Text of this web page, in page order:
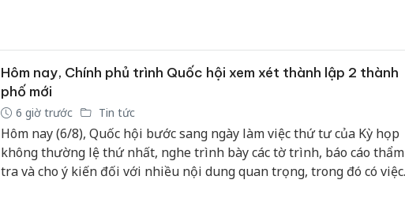
Hôm nay, Chính phủ trình Quốc hội xem xét thành lập 2 thành
phố mới
6 giờ trước Tin tức
Hôm nay (6/8), Quốc hội bước sang ngày làm việc thứ tư của Kỳ họp
không thường lệ thứ nhất, nghe trình bày các tờ trình, báo cáo thẩm
tra và cho ý kiến đối với nhiều nội dung quan trọng, trong đó có việc